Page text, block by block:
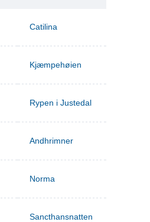
Catilina
Kjæmpehøien
Rypen i Justedal
Andhrimner
Norma
Sancthansnatten